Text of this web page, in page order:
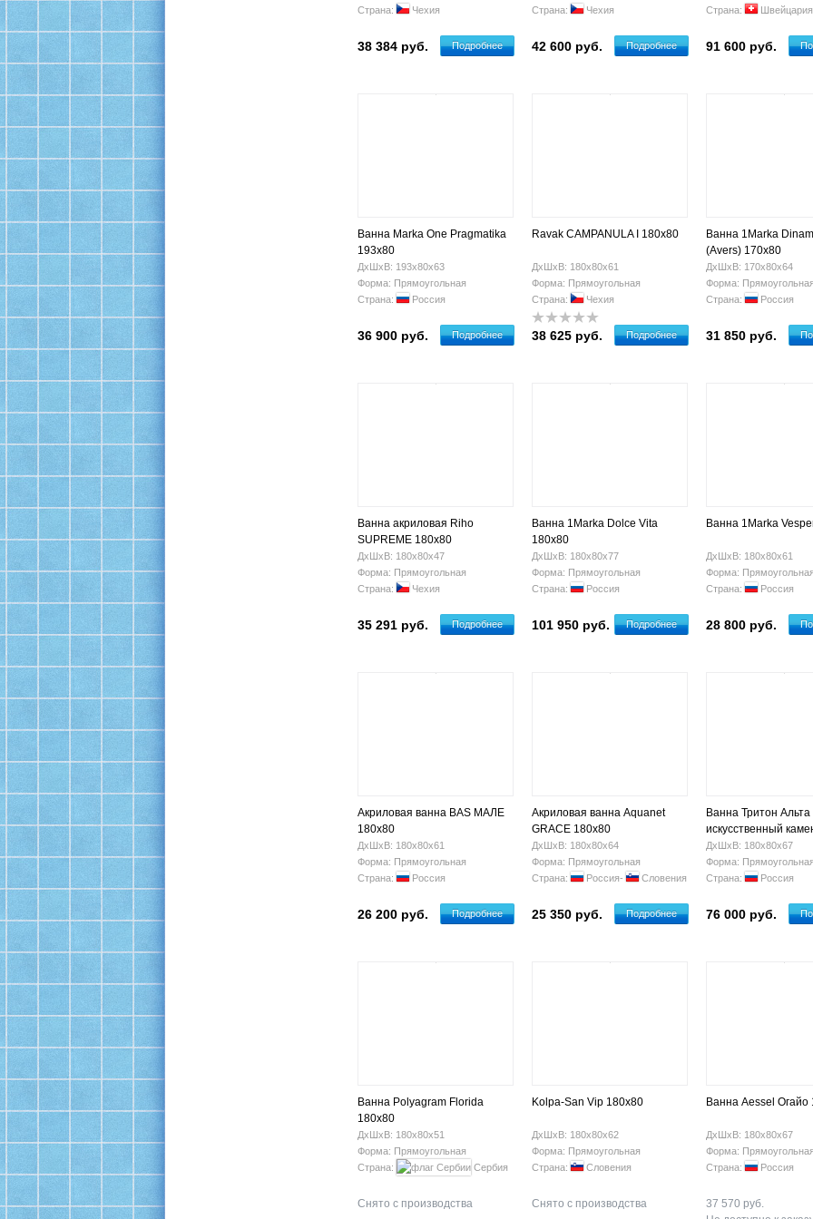
Страна: Чехия
38 384 руб. Подробнее
Страна: Чехия
42 600 руб. Подробнее
Страна: Швейцария
91 600 руб.
Ванна Marka One Pragmatika
193х80
ДхШхВ: 193х80х63
Форма: Прямоугольная
Страна:
Россия
36 900 руб. Подробнее
Ravak CAMPANULA I 180x80
ДхШхВ: 180х80х61
Форма: Прямоугольная
Страна:
Чехия
38 625 руб. Подробнее
Ванна 1Marka
(Avers) 170x80
ДхШхВ: 170х80х64
Форма:
Страна:
Россия
31 850 руб.
Ванна акриловая Riho
SUPREME 180x80
ДхШхВ: 180х80х47
Форма: Прямоугольная
Страна:
Чехия
35 291 руб. Подробнее
Ванна 1Marka Dolce Vita
180x80
ДхШхВ: 180х80х77
Форма: Прямоугольная
Страна:
Россия
101 950 руб. Подробнее
Ванна 1Marka
ДхШхВ: 180х80х61
Форма:
Страна:
Россия
28 800 руб.
Акриловая ванна BAS МАЛЕ
180х80
ДхШхВ: 180х80х61
Форма: Прямоугольная
Страна:
Россия
26 200 руб. Подробнее
Акриловая ванна Aquanet
GRACE 180x80
ДхШхВ: 180х80х64
Форма: Прямоугольная
Страна:
Россия- Словения
25 350 руб. Подробнее
Ванна Тритон
искусственный
ДхШхВ: 180х80х67
Форма:
Страна:
Россия
76 000 руб.
Ванна Polyagram Florida
180x80
ДхШхВ: 180х80х51
Форма: Прямоугольная
Страна:
Сербия
Снято с производства
Kolpa-San Vip 180x80
ДхШхВ: 180х80х62
Форма: Прямоугольная
Страна:
Словения
Снято с производства
Ванна Aessel Огайо
ДхШхВ: 180х80х67
Форма:
Страна:
Россия
37 570 руб.